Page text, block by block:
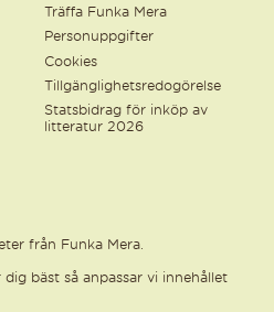
Träffa Funka Mera
Personuppgifter
Cookies
Tillgänglighetsredogörelse
Statsbidrag för inköp av
litteratur 2026
från Funka Mera.
bäst så anpassar vi innehållet